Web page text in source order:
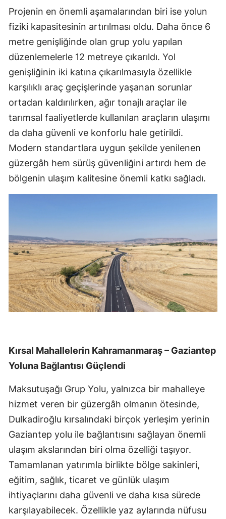
Projenin en önemli aşamalarından biri ise yolun
fiziki kapasitesinin artırılması oldu. Daha önce 6
metre genişliğinde olan grup yolu yapılan
düzenlemelerle 12 metreye çıkarıldı. Yol
genişliğinin iki katına çıkarılmasıyla özellikle
karşılıklı araç geçişlerinde yaşanan sorunlar
ortadan kaldırılırken, ağır tonajlı araçlar ile
tarımsal faaliyetlerde kullanılan araçların ulaşımı
da daha güvenli ve konforlu hale getirildi.
Modern standartlara uygun şekilde yenilenen
güzergâh hem sürüş güvenliğini artırdı hem de
bölgenin ulaşım kalitesine önemli katkı sağladı.
Kırsal Mahallelerin Kahramanmaraş – Gaziantep
Yoluna Bağlantısı Güçlendi
Maksutuşağı Grup Yolu, yalnızca bir mahalleye
hizmet veren bir güzergâh olmanın ötesinde,
Dulkadiroğlu kırsalındaki birçok yerleşim yerinin
Gaziantep yolu ile bağlantısını sağlayan önemli
ulaşım akslarından biri olma özelliği taşıyor.
Tamamlanan yatırımla birlikte bölge sakinleri,
eğitim, sağlık, ticaret ve günlük ulaşım
ihtiyaçlarını daha güvenli ve daha kısa sürede
karşılayabilecek. Özellikle yaz aylarında nüfusu